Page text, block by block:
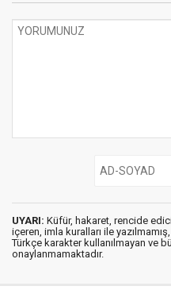
UYARI: Küfür, hakaret, rencide
içeren, imla kuralları ile yazılmamış,
Türkçe karakter kullanılmayan ve
onaylanmamaktadır.